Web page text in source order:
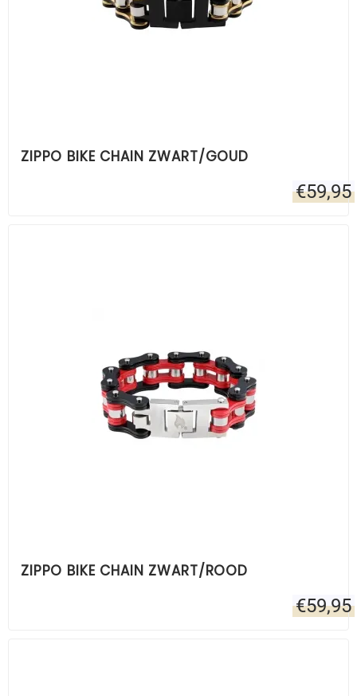
ZIPPO BIKE CHAIN ZWART/GOUD
€59,95
ZIPPO BIKE CHAIN ZWART/ROOD
€59,95